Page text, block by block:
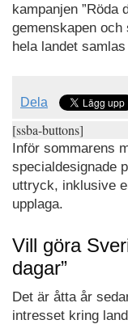
kampanjen ”Röda
gemenskapen
hela landet
Dela
[ssba-buttons]
Inför sommarens
specialdesignade
uttryck, inklusive
upplaga.
Vill göra
dagar”
Det är åtta år
intresset kring